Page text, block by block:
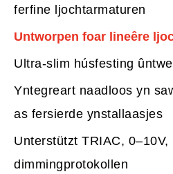
ferfine ljochtarmaturen
Untworpen foar lineêre
Ultra-slim húsfesting
Yntegreart naadloos yn
as fersierde ynstallaasjes
Unterstützt TRIAC,
dimmingprotokollen